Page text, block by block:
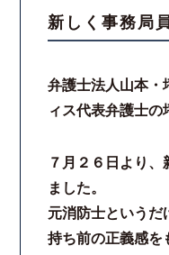
プライバシーポリシー
お電話はこちらから
新しく事務局
弁護士法人山本・
ィス代表弁護士の
７月２６日より
ました。
元消防士というだ
持ち前の正義感を